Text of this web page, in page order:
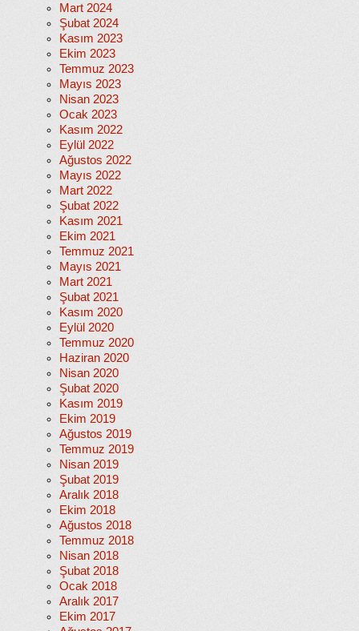
Mart 2024
Şubat 2024
Kasım 2023
Ekim 2023
Temmuz 2023
Mayıs 2023
Nisan 2023
Ocak 2023
Kasım 2022
Eylül 2022
Ağustos 2022
Mayıs 2022
Mart 2022
Şubat 2022
Kasım 2021
Ekim 2021
Temmuz 2021
Mayıs 2021
Mart 2021
Şubat 2021
Kasım 2020
Eylül 2020
Temmuz 2020
Haziran 2020
Nisan 2020
Şubat 2020
Kasım 2019
Ekim 2019
Ağustos 2019
Temmuz 2019
Nisan 2019
Şubat 2019
Aralık 2018
Ekim 2018
Ağustos 2018
Temmuz 2018
Nisan 2018
Şubat 2018
Ocak 2018
Aralık 2017
Ekim 2017